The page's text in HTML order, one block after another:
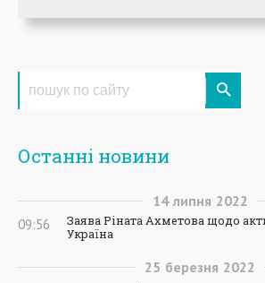
Останні новини
14 липня 2022
09:56
Заява Ріната Ахметова щодо
Україна
25 березня 2022